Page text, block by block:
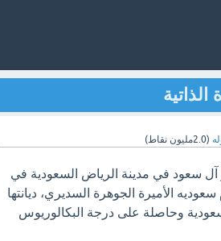
(2.0مليون نقاط)
آل سعود في مدينة الرياض السعودية في
سعوديه الأميرة الجوهرة السديري، ديانتها
وحاصلة على درجة البكالوريوس